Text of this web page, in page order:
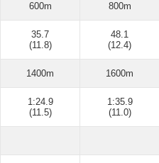
600m 800m
35.7
(11.8)
48.1
(12.4)
1400m 1600m
1:24.9
(11.5)
1:35.9
(11.0)